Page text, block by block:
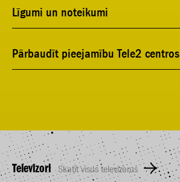
Līgumi un noteikumi
Pārbaudīt pieejamību Tele2 centros
Televizori Skatīt visus televizorus